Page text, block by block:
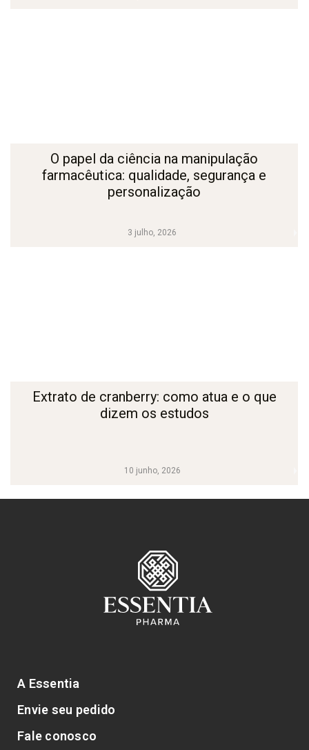
3 julho, 2026
O papel da ciência na manipulação
farmacêutica: qualidade, segurança e
personalização
10 junho, 2026
Extrato de cranberry: como atua e o que
dizem os estudos
A Essentia
Envie seu pedido
Fale conosco